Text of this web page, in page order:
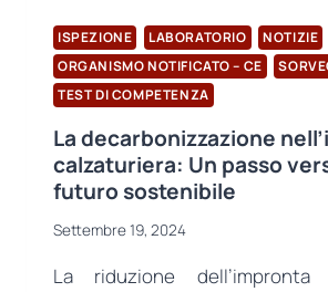
ISPEZIONE LABORATORIO
NOTIZIE
ORGANISMO NOTIFICATO – CE
TEST DI COMPETENZA
La decarbonizzazione
calzaturiera: Un passo
futuro sostenibile
Settembre 19, 2024
La riduzione